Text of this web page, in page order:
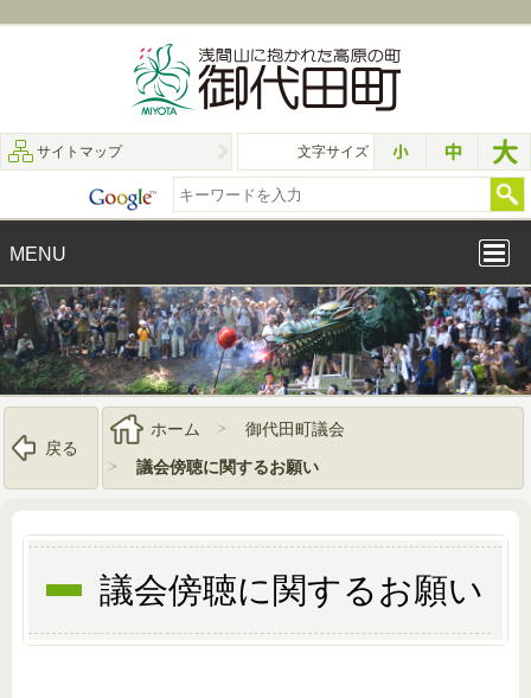
サイトマップ 文字サイズ
MENU
戻る
ホーム
御代田町議会
議会傍聴に関するお願い
議会傍聴に関するお願い